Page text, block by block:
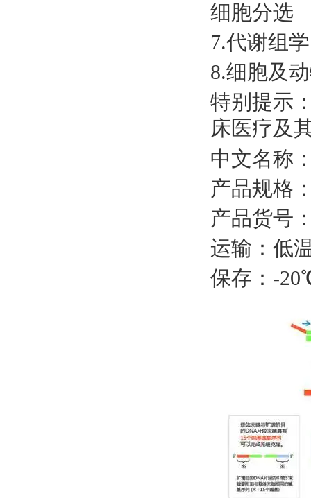
细胞分选
7.代谢组
8.细胞及
特别提示
床医疗及
中文名称
产品规格
产品货号
运输：低
保存： -